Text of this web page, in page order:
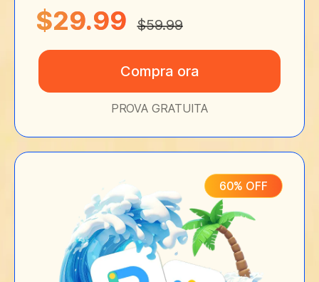
$29.99 $59.99
Compra ora
PROVA GRATUITA
60% OFF